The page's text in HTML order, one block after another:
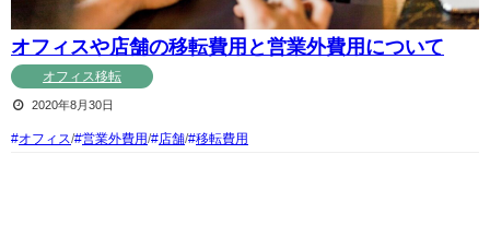
オフィスや店舗の移転費用と営業外費用について
オフィス移転
2020年8月30日
オフィス/ 営業外費用/ 店舗/ 移転費用